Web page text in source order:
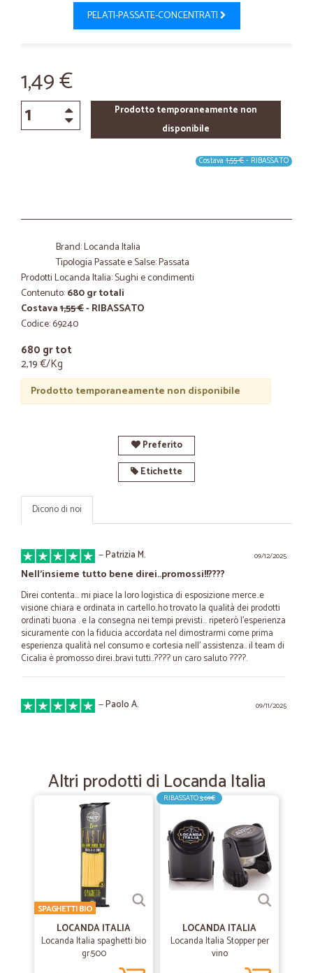
PELATI-PASSATE-CONCENTRATI
1,49 €
Prodotto temporaneamente non
disponibile
Costava 1,55 €- RIBASSATO
Brand: Locanda Italia
Tipologia Passate e Salse: Passata
Prodotti Locanda Italia: Sughi e condimenti
Contenuto:680 gr totali
Costava1,55 €- RIBASSATO
Codice: 69240
680 gr tot
2,19 €/Kg
Prodotto temporaneamente non disponibile
Preferito
Etichette
Dicono di noi
09/12/2025
—Patrizia M.
Nell'insieme tutto bene direi..promossi!!????
Direi contenta... mi piace la loro logistica di esposizione merce..e
visione chiara e ordinata in cartello..ho trovato la qualità dei prodotti
ordinati buona . e la consegna nei tempi previsti... ripeterò l'esperienza
sicuramente con la fiducia accordata nel dimostrarmi come prima
esperienza qualità nel consumo e cortesia nell' assistenza.. il team di
Cicalia è promosso direi..bravi tutti..???? un caro saluto ????.
09/11/2025
—Paolo A.
—Manuela Q.
Buon rapporto prezzi
Buon rapporto prezzi
07/07/2023
—Trustpilot
Servizio eccellente!
Non conoscevo il vostro sito, ma ne sono rimasto sorpreso
positivamente. Servizio eccellente, consegna delle ciliegie
impeccabile, qualità del prodotto eccellente e conservazione perfetta.
Altri prodotti di Locanda Italia
LOCANDA ITALIA
Locanda Italia spaghetti bio
gr.500
SPAGHETTI BIO
RIBASSATO3,69€
LOCANDA ITALIA
Locanda Italia Stopper per
vino